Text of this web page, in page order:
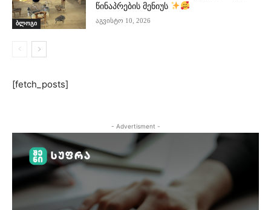
ბლოგი
წინაპრების მენიუს
აგვისტო 10, 2026
[fetch_posts]
- Advertisment -